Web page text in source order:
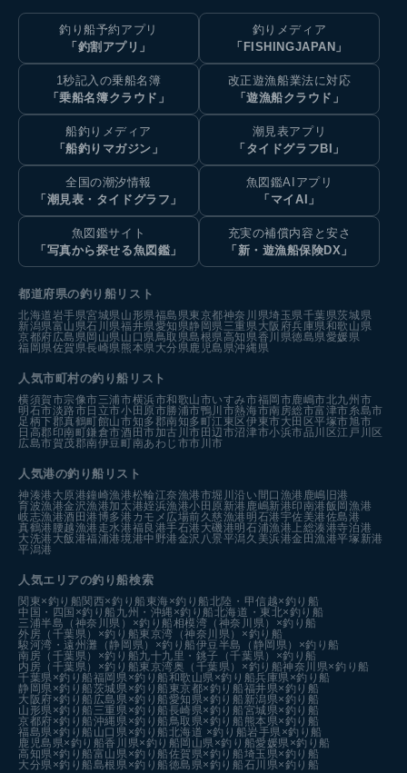
釣り船予約アプリ
「釣割アプリ」
釣りメディア
「FISHINGJAPAN」
1秒記入の乗船名簿
「乗船名簿クラウド」
改正遊漁船業法に対応
「遊漁船クラウド」
船釣りメディア
「船釣りマガジン」
潮見表アプリ
「タイドグラフBI」
全国の潮汐情報
「潮見表・タイドグラフ」
魚図鑑AIアプリ
「マイAI」
魚図鑑サイト
「写真から探せる魚図鑑」
充実の補償内容と安さ
「新・遊漁船保険DX」
都道府県の釣り船リスト
北海道岩手県宮城県山形県福島県東京都神奈川県埼玉県千葉県茨城県
新潟県富山県石川県福井県愛知県静岡県三重県大阪府兵庫県和歌山県
京都府広島県岡山県山口県鳥取県島根県高知県香川県徳島県愛媛県
福岡県佐賀県長崎県熊本県大分県鹿児島県沖縄県
人気市町村の釣り船リスト
横須賀市宗像市三浦市横浜市和歌山市いすみ市福岡市鹿嶋市北九州市
明石市淡路市 日立市小田原市勝浦市鴨川市熱海市南房総市富津市糸島市
足柄下郡真鶴町館山市知多郡南知多町江東区伊東市大田区平塚市旭市
日高郡印南町鎌倉市酒田市加古川市 田辺市沼津市小浜市品川区江戸川区
広島市賀茂郡南伊豆町南あわじ市市川市
人気港の釣り船リスト
神湊港 大原港鐘崎漁港松輪江奈漁港市堀川沿い 間口漁港 鹿嶋旧港
育波漁港金沢漁港加太港姪浜漁港小田原新港 鹿嶋新港印南港飯岡漁港
岐志漁港酒田港博多港カモメ広場前久慈漁港 明石港宇佐美港佐島港
真鶴港 腰越漁港 走水港福良港手石港 大磯港明石浦漁港 上総湊港寺泊港
大洗港 大飯港福浦港境港中野港金沢八景平潟久美浜港金田漁港平塚新港
平潟港
人気エリアの釣り船検索
関東×釣り船関西×釣り船 東海×釣り船北陸・甲信越×釣り船
中国・四国×釣り船 九州・沖縄×釣り船北海道・東北×釣り船
三浦半島（神奈川県）×釣り船相模湾（神奈川県）×釣り船
外房（千葉県）×釣り船東京湾（神奈川県）×釣り船
駿河湾・遠州灘（静岡県）×釣り船伊豆半島（静岡県）×釣り船
南房（千葉県）×釣り船九十九里・銚子（千葉県）×釣り船
内房（千葉県）×釣り船東京湾奥（千葉県）×釣り船神奈川県×釣り船
千葉県×釣り船福岡県×釣り船和歌山県×釣り船兵庫県×釣り船
静岡県×釣り船茨城県×釣り船 東京都×釣り船福井県×釣り船
大阪府×釣り船 広島県×釣り船愛知県×釣り船 新潟県×釣り船
山形県×釣り船 三重県×釣り船長崎県×釣り船宮城県×釣り船
京都府×釣り船沖縄県×釣り船鳥取県×釣り船 熊本県×釣り船
福島県×釣り船 山口県×釣り船北海道 ×釣り船岩手県×釣り船
鹿児島県×釣り船香川県×釣り船 岡山県×釣り船愛媛県×釣り船
高知県×釣り船富山県×釣り船佐賀県×釣り船埼玉県×釣り船
大分県×釣り船島根県×釣り船徳島県×釣り船石川県×釣り船